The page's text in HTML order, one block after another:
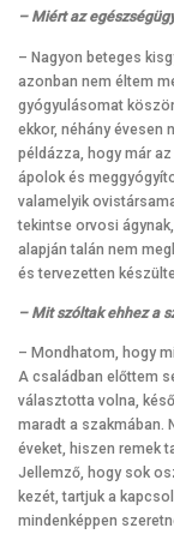
– Miért az
– Nagyon beteges
azonban nem éltem
gyógyulásomat
ekkor, néhány évesen
példázza, hogy már
ápolok és
valamelyik
tekintse orvosi
alapján talán nem
és tervezetten
– Mit szóltak ehhez a
– Mondhatom, hogy
A családban előttem
választotta volna,
maradt a szakmában.
éveket, hiszen remek
Jellemző, hogy sok
kezét, tartjuk a
mindenképpen